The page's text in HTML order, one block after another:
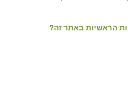
הראשיות באתר זה?